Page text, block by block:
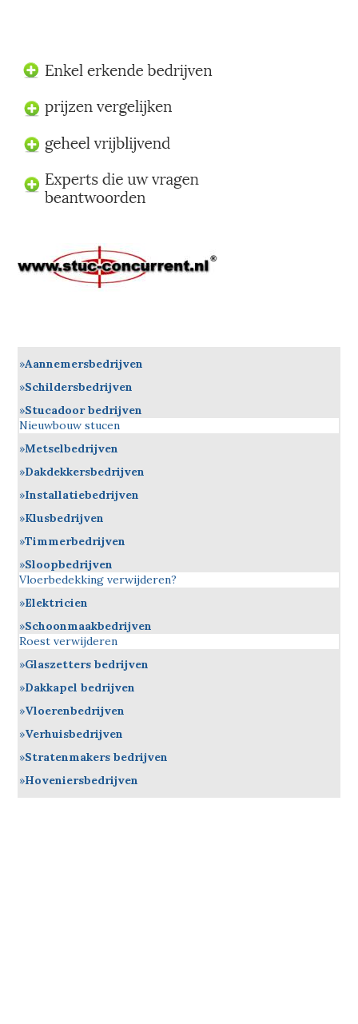
Aannemersbedrijven
Schildersbedrijven
Stucadoor bedrijven
Nieuwbouw stucen
Metselbedrijven
Dakdekkersbedrijven
Installatiebedrijven
Klusbedrijven
Timmerbedrijven
Sloopbedrijven
Vloerbedekking verwijderen?
Elektricien
Schoonmaakbedrijven
Roest verwijderen
Glaszetters bedrijven
Dakkapel bedrijven
Vloerenbedrijven
Verhuisbedrijven
Stratenmakers bedrijven
Hoveniersbedrijven